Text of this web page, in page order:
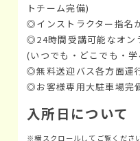
トチーム完備)
◎インストラクター指名
◎24時間受講可能なオン
(いつでも・どこでも・
◎無料送迎バス各方面運
◎お客様専用大駐車場完
入所日について